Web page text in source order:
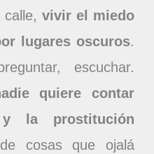
calle,vivir el miedo
lugares oscuros.
escuchar.
quiere contar
la prostitución
cosas que ojalá